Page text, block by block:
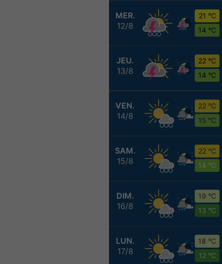
MER.
12/8
21 °C
14 °C
JEU.
13/8
22 °C
14 °C
VEN.
14/8
22 °C
15 °C
SAM.
15/8
22 °C
14 °C
DIM.
16/8
19 °C
13 °C
LUN.
17/8
18 °C
12 °C